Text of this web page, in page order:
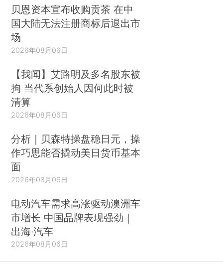
贝恩资本宣布收购贡茶 在中
国大陆无法注册商标后退出市
场
2026年08月06日
【我闻】艾路明及多名股东被
拘 当代系创始人因何此时被
清算
2026年08月06日
分析｜贝森特操盘稳日元，操
作巧思能否撬动美日货币基本
面
2026年08月06日
电动汽车需求高涨驱动澳洲车
市增长 中国品牌表现强劲｜
出海·汽车
2026年08月06日